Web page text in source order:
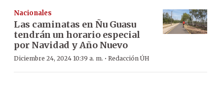
Nacionales
Las caminatas en Ñu Guasu
tendrán un horario especial
por Navidad y Año Nuevo
Diciembre 24, 2024 10:39 a. m. · Redacción ÚH